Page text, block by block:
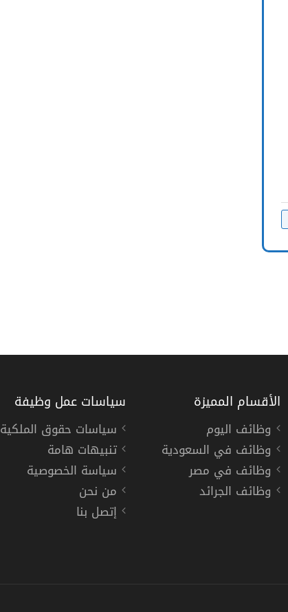
الأقسام المميزة
وظائف اليوم
وظائف في السعودية
وظائف في مصر
وظائف الجرائد
سياسات عمل وظيفة
سياسات حقوق الملكية
تنبيهات هامة
سياسة الخصوصية
من نحن
إتصل بنا